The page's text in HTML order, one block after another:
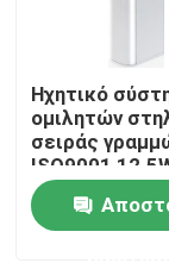
Σπίτι
Προϊόντα
Ηχητικό
ομιλητών
σειράς
ISO9001
50W για το